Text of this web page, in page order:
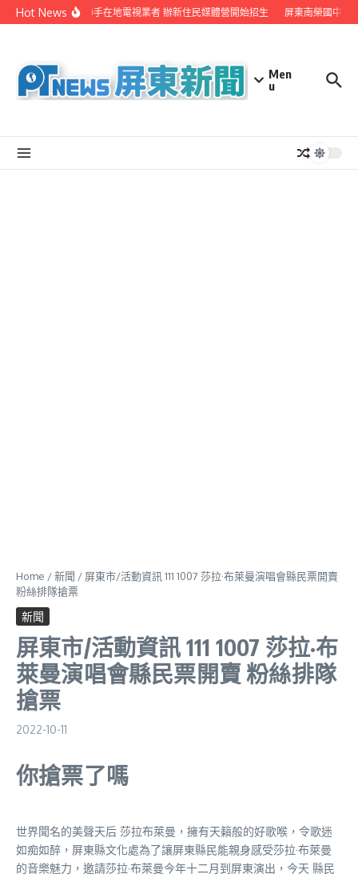
Skip to content
Hot News屏縣府聯手在地電視業者 辦新住民媒體營開始招生 屏東南榮國中赴
Men
u
Home /新聞 / 屏東市/活動資訊 111 1007 莎拉·布萊曼演唱會縣民票開賣
粉絲排隊搶票
新聞
屏東市/活動資訊 111 1007 莎拉·布
萊曼演唱會縣民票開賣 粉絲排隊
搶票
2022-10-11
你搶票了嗎
世界聞名的美聲天后 莎拉布萊曼，擁有天籟般的好歌喉，令歌迷
如痴如醉，屏東縣文化處為了讓屏東縣民能親身感受莎拉·布萊曼
的音樂魅力，邀請莎拉·布萊曼今年十二月到屏東演出，今天 縣民